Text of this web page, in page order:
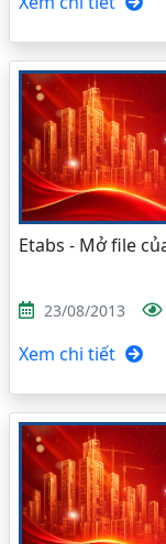
Etabs - Mở file
23/08/2013
Xem chi tiết